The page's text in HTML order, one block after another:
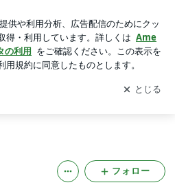
ブログの更新通知
を受け取りまし
開く
フォロー